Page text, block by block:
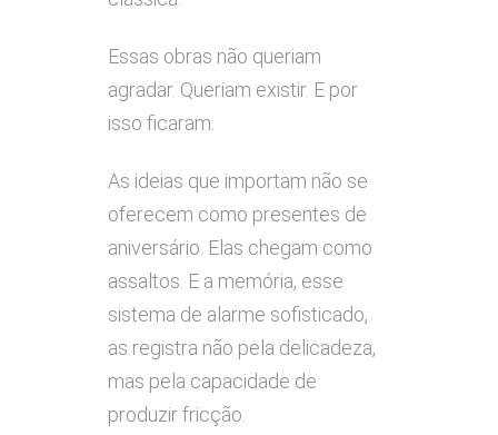
Essas obras não queriam
agradar. Queriam existir. E por
isso ficaram.
As ideias que importam não se
oferecem como presentes de
aniversário. Elas chegam como
assaltos. E a memória, esse
sistema de alarme sofisticado,
as registra não pela delicadeza,
mas pela capacidade de
produzir fricção.